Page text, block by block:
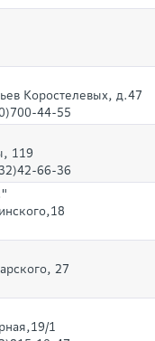
Коростелевых, д.47
44-55
119
66-36
27
1